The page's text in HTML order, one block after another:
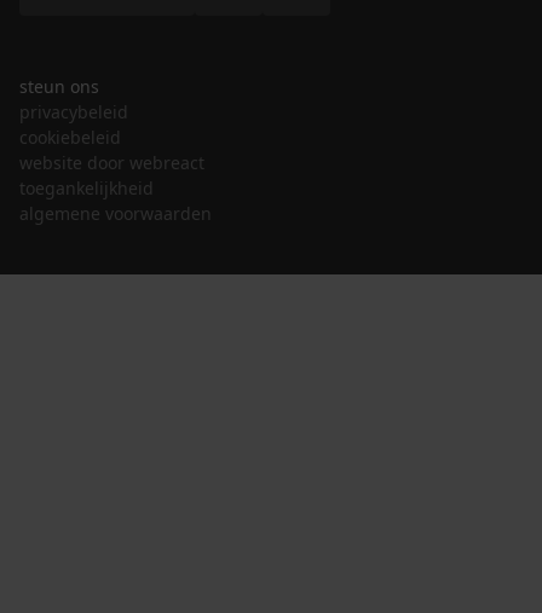
steun ons
privacybeleid
cookiebeleid
website door webreact
toegankelijkheid
algemene voorwaarden